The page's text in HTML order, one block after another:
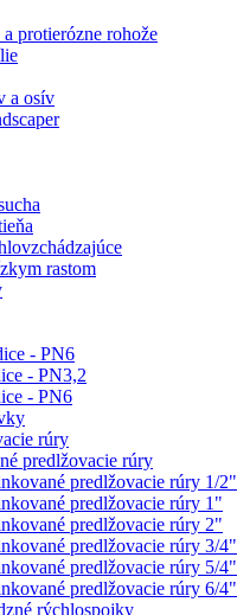
protierózne rohože
a osív
rastom
- PN6
- PN3,2
- PN6
rúry
predlžovacie rúry
predlžovacie rúry 1/2"
predlžovacie rúry 1"
predlžovacie rúry 2"
predlžovacie rúry 3/4"
predlžovacie rúry 5/4"
predlžovacie rúry 6/4"
rýchlospojky